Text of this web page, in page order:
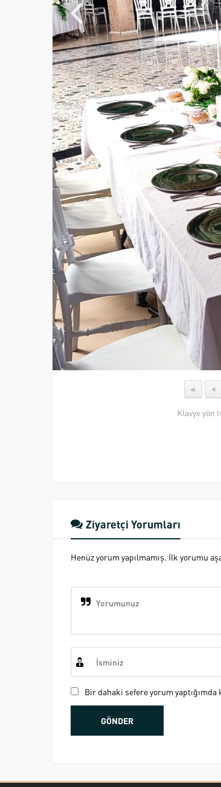
« <
Klavye yön
Ziyaretçi Yorumları
Henüz yorum yapılmamış. İlk yorumu
Bir dahaki sefere yorum